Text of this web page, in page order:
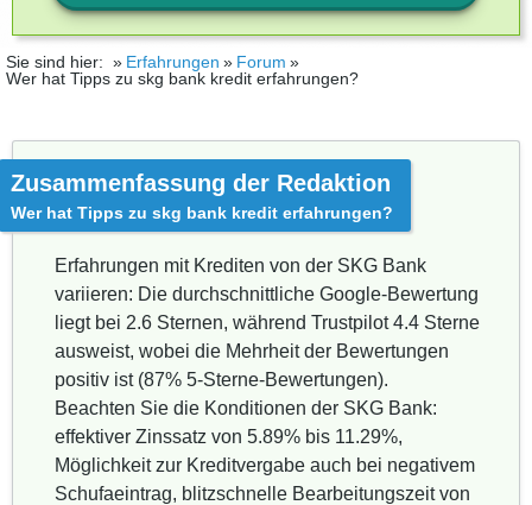
Sie sind hier: Erfahrungen
Forum
Wer hat Tipps zu skg bank kredit erfahrungen?
Zusammenfassung der Redaktion
Wer hat Tipps zu skg bank kredit erfahrungen?
Erfahrungen mit Krediten von der SKG Bank
variieren: Die durchschnittliche Google-Bewertung
liegt bei 2.6 Sternen, während Trustpilot 4.4 Sterne
ausweist, wobei die Mehrheit der Bewertungen
positiv ist (87% 5-Sterne-Bewertungen).
Beachten Sie die Konditionen der SKG Bank:
effektiver Zinssatz von 5.89% bis 11.29%,
Möglichkeit zur Kreditvergabe auch bei negativem
Schufaeintrag, blitzschnelle Bearbeitungszeit von